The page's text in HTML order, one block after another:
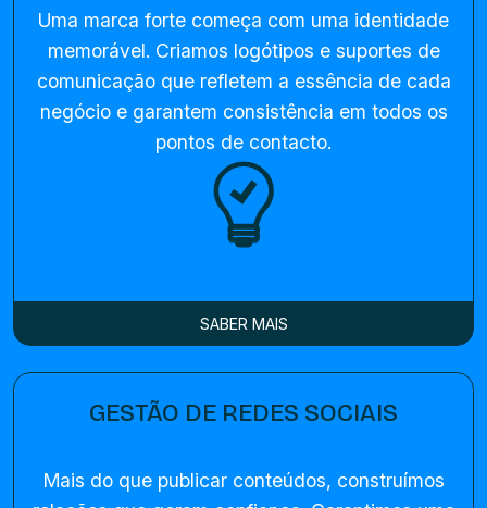
Uma marca forte começa com uma identidade
memorável. Criamos logótipos e suportes de
comunicação que refletem a essência de cada
negócio e garantem consistência em todos os
pontos de contacto.
SABER MAIS
GESTÃO DE REDES SOCIAIS
Mais do que publicar conteúdos, construímos